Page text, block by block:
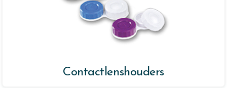
Contactlenshouders